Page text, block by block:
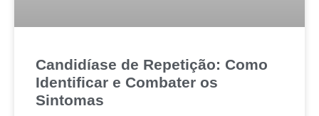
Candidíase de Repetição: Como
Identificar e Combater os
Sintomas